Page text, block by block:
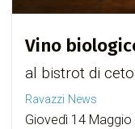
Vino
al bistrot di
Ravazzi News
Giovedì 14